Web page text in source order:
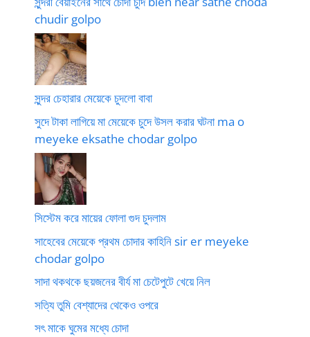
chudir golpo
সুন্দর চেহারার মেয়েকে চুদলো বাবা
সুদে টাকা লাগিয়ে মা মেয়েকে চুদে উসল করার ঘটনা ma o
meyeke eksathe chodar golpo
সিস্টেম করে মায়ের ফোলা গুদ চুদলাম
সাহেবের মেয়েকে প্রথম চোদার কাহিনি sir er meyeke
chodar golpo
সাদা থকথকে ছয়জনের বীর্য মা চেটেপুটে খেয়ে নিল
সত্যি তুমি বেশ্যাদের থেকেও ওপরে
সৎ মাকে ঘুমের মধ্যে চোদা